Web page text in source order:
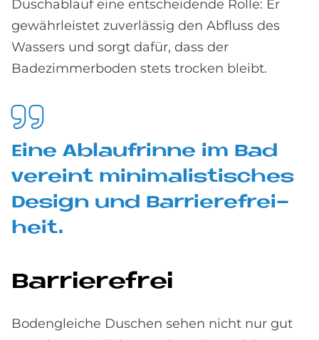
Duschablauf eine entscheidende Rolle: Er
gewährleistet zuverlässig den Abfluss des
Wassers und sorgt dafür, dass der
Badezimmerboden stets trocken bleibt.
Eine Ab­lauf­rin­ne im Bad
ver­eint mi­ni­ma­li­sti­sches
De­sign und Bar­rie­re­frei­
heit.
Bar­rie­re­frei
Bodengleiche Duschen sehen nicht nur gut